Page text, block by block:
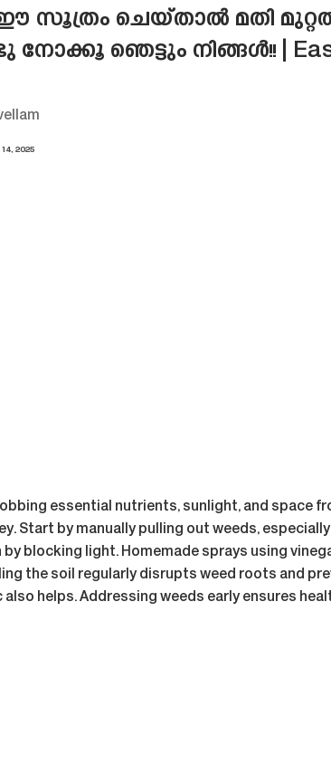
ചെയ്താൽ മതി മുറ്റത്ത്
ഞെട്ടും നിങ്ങൾ!! |
2025
essential nutrients, sunlight, and space
Start by manually pulling out weeds,
blocking light. Homemade sprays using
the soil regularly disrupts weed roots and
helps. Addressing weeds early ensures